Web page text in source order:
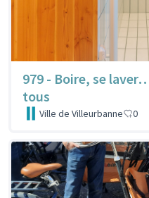
979 - Boire, se
tous
Ville de Villeurbanne 0